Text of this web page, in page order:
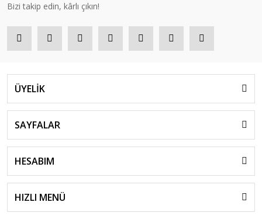
Bizi takip edin, kârlı çıkın!
ÜYELİK
SAYFALAR
HESABIM
HIZLI MENÜ